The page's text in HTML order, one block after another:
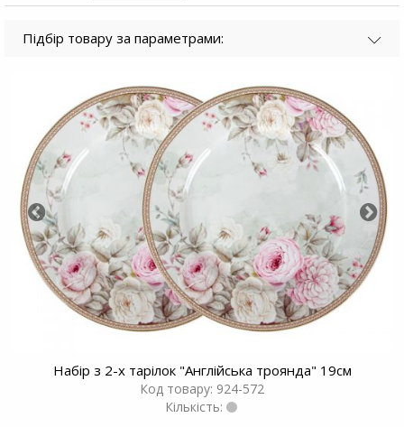
Підбір товару за параметрами:
Набір з 2-х тарілок "Англійська троянда" 19см
Код товару: 924-572
Кількість: